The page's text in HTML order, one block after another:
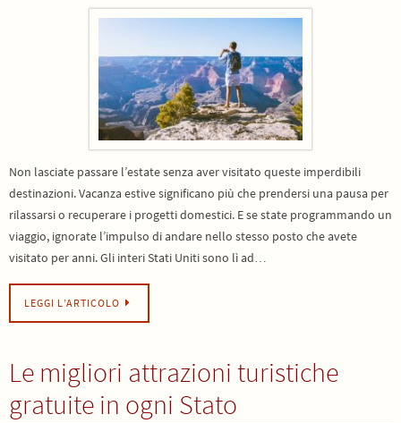
Non lasciate passare l’estate senza aver visitato queste imperdibili
destinazioni. Vacanza estive significano più che prendersi una pausa per
rilassarsi o recuperare i progetti domestici. E se state programmando un
viaggio, ignorate l’impulso di andare nello stesso posto che avete
visitato per anni. Gli interi Stati Uniti sono lì ad…
LEGGI L’ARTICOLO
Le migliori attrazioni turistiche
gratuite in ogni Stato